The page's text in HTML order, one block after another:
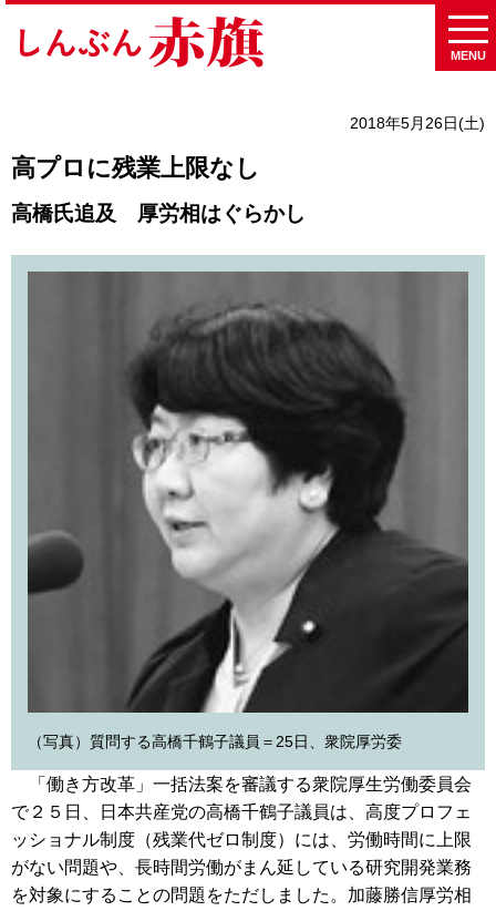
MENU
2018年5月26日(土)
高プロに残業上限なし
高橋氏追及 厚労相はぐらかし
（写真）質問する高橋千鶴子議員＝25日、衆院厚労委
「働き方改革」一括法案を審議する衆院厚生労働委員会
で２５日、日本共産党の高橋千鶴子議員は、高度プロフェ
ッショナル制度（残業代ゼロ制度）には、労働時間に上限
がない問題や、長時間労働がまん延している研究開発業務
を対象にすることの問題をただしました。加藤勝信厚労相